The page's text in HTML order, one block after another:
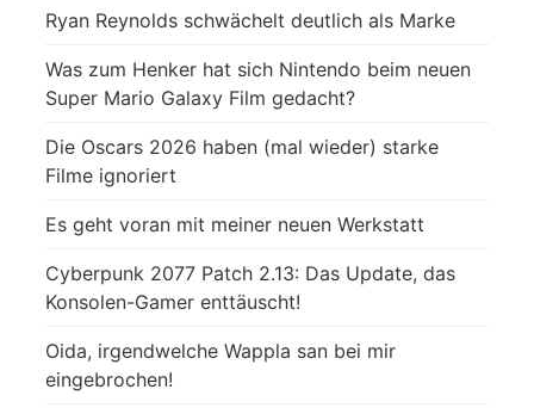
Ryan Reynolds schwächelt deutlich als Marke
Was zum Henker hat sich Nintendo beim neuen
Super Mario Galaxy Film gedacht?
Die Oscars 2026 haben (mal wieder) starke
Filme ignoriert
Es geht voran mit meiner neuen Werkstatt
Cyberpunk 2077 Patch 2.13: Das Update, das
Konsolen-Gamer enttäuscht!
Oida, irgendwelche Wappla san bei mir
eingebrochen!